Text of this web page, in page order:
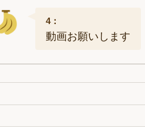
4：
動画お願いします